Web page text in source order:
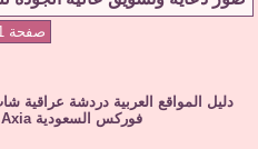
صفحة 1 من 13
دليل المواقع العربية دردشة عراقية
فوركس السعودية Axia